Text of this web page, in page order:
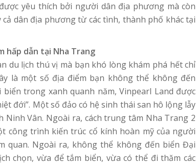
yêu thích bởi người dân địa phương mà còn
dân địa phương từ các tình, thành phố khác tại
hấp dẫn tại Nha Trang
du lịch thú vị mà bạn khó lòng khám phá hết chỉ
là một số địa điểm bạn không thể không đến
trong xanh quanh năm, Vinpearl Land được
đới”. Một số đảo có hệ sinh thái san hô lộng lẫy
Vân. Ngoài ra, cách trung tâm Nha Trang 2
công trình kiến trúc cổ kính hoàn mỹ của người
quan. Ngoài ra, không thể không đến biển Đại
chọn, vừa để tắm biển, vừa có thể đi thăm các